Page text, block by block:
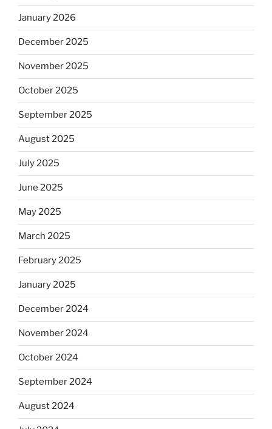
January 2026
December 2025
November 2025
October 2025
September 2025
August 2025
July 2025
June 2025
May 2025
March 2025
February 2025
January 2025
December 2024
November 2024
October 2024
September 2024
August 2024